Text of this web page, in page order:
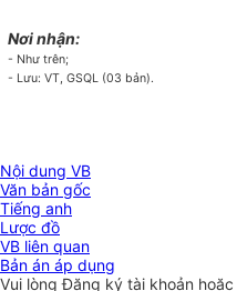
Nơi nhận:
- Như trên;
- Lưu: VT, GSQL (03 bản).
Nội dung VB
Văn bản gốc
Tiếng anh
Lược đồ
VB liên quan
Bản án áp dụng
Vui lòngĐăng ký tài khoản hoặc